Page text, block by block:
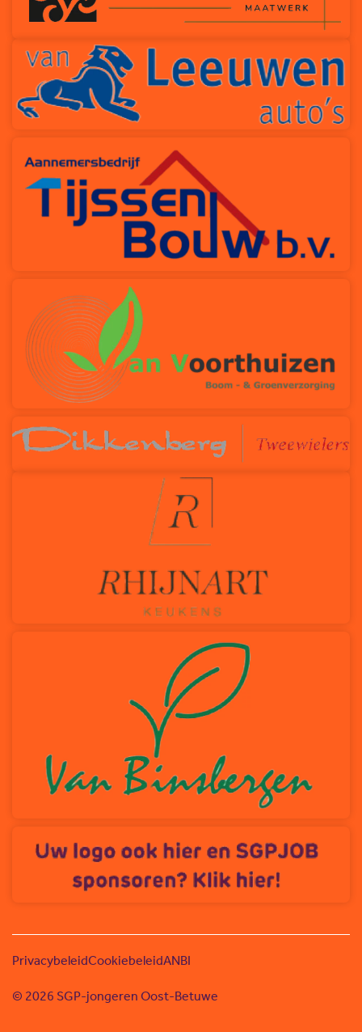
PrivacybeleidCookiebeleidANBI
© 2026 SGP-jongeren Oost-Betuwe